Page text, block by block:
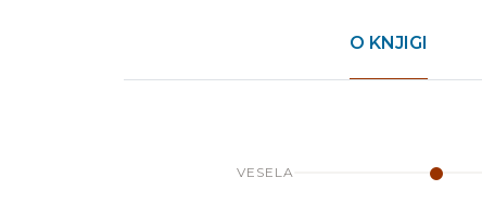
O KNJIGI
VESELA